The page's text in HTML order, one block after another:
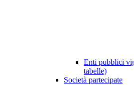
Enti pubblici
tabelle)
Società partecipate